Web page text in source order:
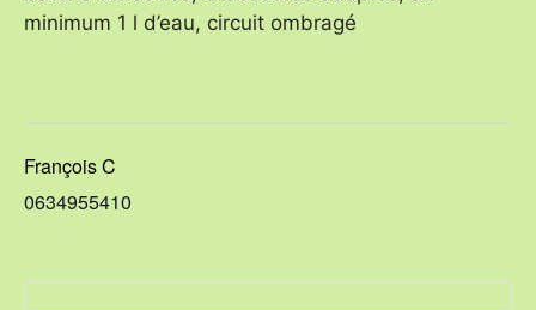
minimum 1 l d’eau, circuit ombragé
François C
0634955410